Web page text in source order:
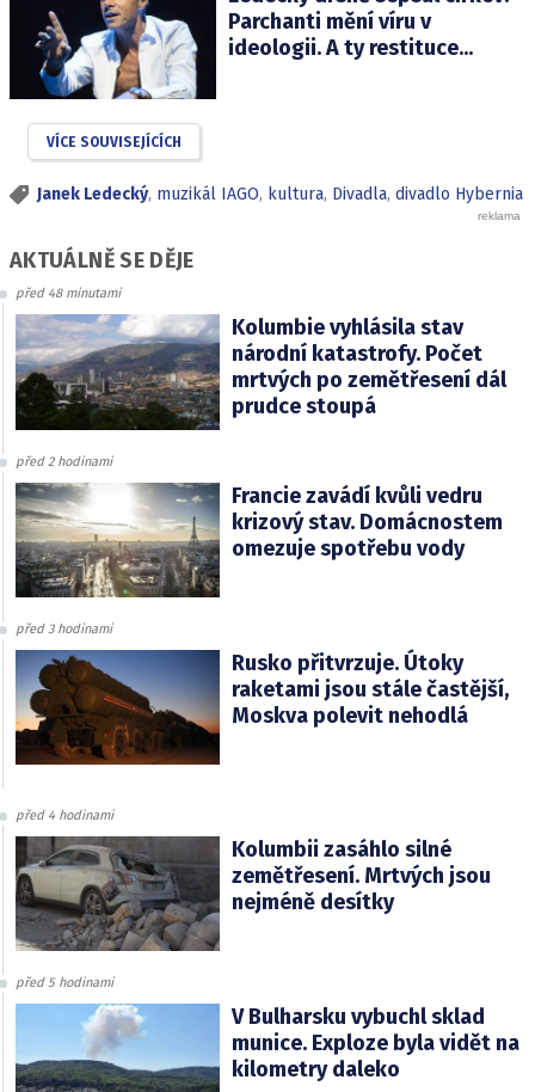
Parchanti mění víru v
ideologii. A ty restituce...
VÍCE SOUVISEJÍCÍCH
Janek Ledecký, muzikál IAGO, kultura, Divadla, divadlo Hybernia
AKTUÁLNĚ SE DĚJE
před 48 minutami
Kolumbie vyhlásila stav
národní katastrofy. Počet
mrtvých po zemětřesení dál
prudce stoupá
před 2 hodinami
Francie zavádí kvůli vedru
krizový stav. Domácnostem
omezuje spotřebu vody
před 3 hodinami
Rusko přitvrzuje. Útoky
raketami jsou stále častější,
Moskva polevit nehodlá
před 4 hodinami
Kolumbii zasáhlo silné
zemětřesení. Mrtvých jsou
nejméně desítky
před 5 hodinami
V Bulharsku vybuchl sklad
munice. Exploze byla vidět na
kilometry daleko